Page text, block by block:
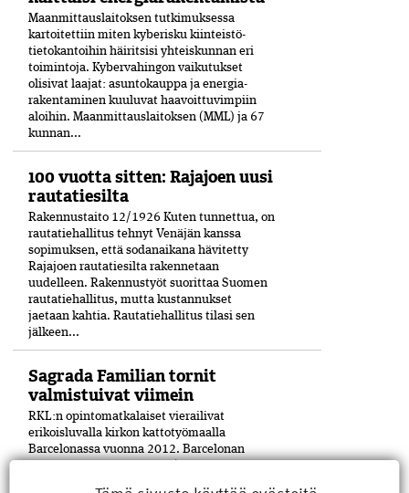
Maanmittauslaitoksen tutkimuksessa
kartoitettiin miten kyberisku kiinteistö­
tietokantoihin häiritsisi yhteiskunnan eri
toimintoja. Kyber­vahingon vaikutukset
olisivat laajat: asuntokauppa ja energia­
rakentaminen kuuluvat haavoittuvimpiin
aloihin. Maanmittauslaitoksen (MML) ja 67
kunnan...
100 vuotta sitten: Rajajoen uusi
rautatiesilta
Rakennustaito 12/1926 Kuten tunnettua, on
rautatiehallitus tehnyt Venäjän kanssa
sopimuksen, että sodanaikana hävitetty
Rajajoen rautatiesilta rakennetaan
uudelleen. Rakennustyöt suorittaa Suomen
rautatiehallitus, mutta kustannukset
jaetaan kahtia. Rautatiehallitus tilasi sen
jälkeen...
Sagrada Familian tornit
valmistuivat viimein
RKL:n opintomatkalaiset vierailivat
erikoisluvalla kirkon kattotyömaalla
Barcelonassa vuonna 2012. Barcelonan